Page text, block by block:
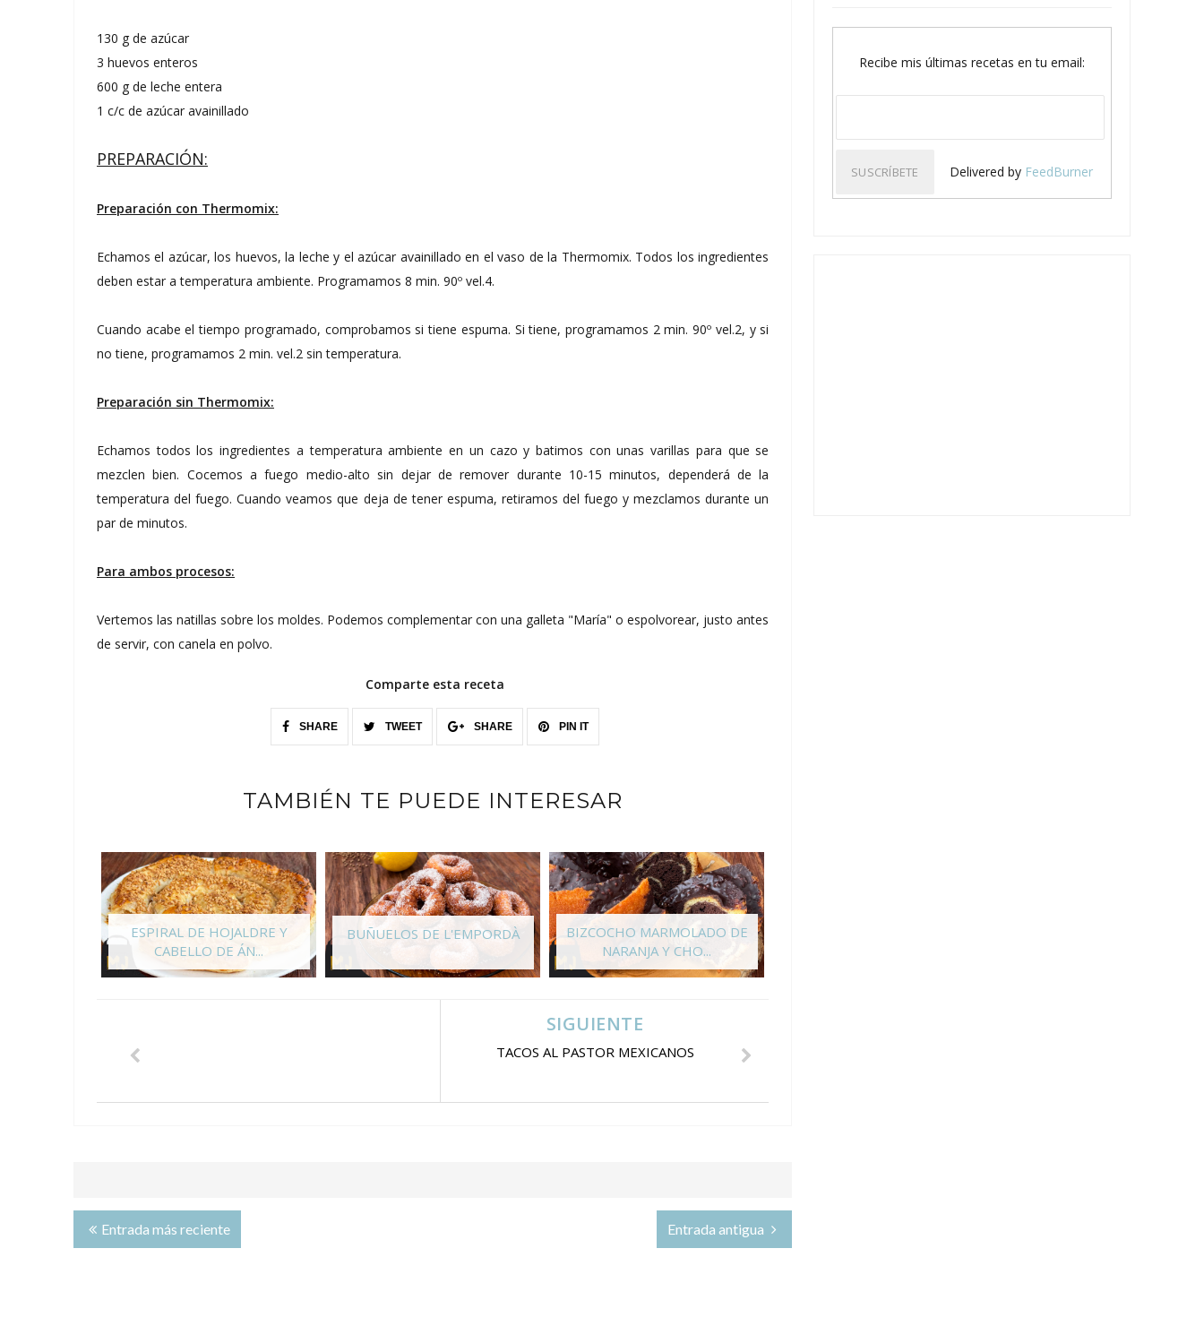
130 g de azúcar
3 huevos enteros
600 g de leche entera
1 c/c de azúcar avainillado
PREPARACIÓN:
Preparación con Thermomix:
Echamos el azúcar, los huevos, la leche y el azúcar avainillado en el vaso de la Thermomix. Todos los ingredientes
deben estar a temperatura ambiente. Programamos 8 min. 90º vel.4.
Cuando acabe el tiempo programado, comprobamos si tiene espuma. Si tiene, programamos 2 min. 90º vel.2, y si
no tiene, programamos 2 min. vel.2 sin temperatura.
Preparación sin Thermomix:
Echamos todos los ingredientes a temperatura ambiente en un cazo y batimos con unas varillas para que se
mezclen bien. Cocemos a fuego medio-alto sin dejar de remover durante 10-15 minutos, dependerá de la
temperatura del fuego. Cuando veamos que deja de tener espuma, retiramos del fuego y mezclamos durante un
par de minutos.
Para ambos procesos:
Vertemos las natillas sobre los moldes. Podemos complementar con una galleta "María" o espolvorear, justo antes
de servir, con canela en polvo.
Comparte esta receta
SHARE TWEET SHARE PIN IT
TAMBIÉN TE PUEDE INTERESAR
ESPIRAL DE HOJALDRE Y
CABELLO DE ÁN...
BUÑUELOS DE L'EMPORDÀ
BIZCOCHO MARMOLADO DE
NARANJA Y CHO...
SIGUIENTE
TACOS AL PASTOR MEXICANOS
Entrada más reciente Entrada antigua
Recibe mis últimas recetas en tu email:
Delivered by FeedBurner